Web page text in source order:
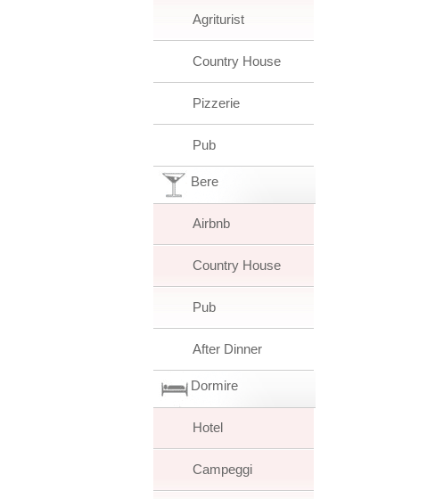
Agriturist
Country House
Pizzerie
Pub
Bere
Airbnb
Country House
Pub
After Dinner
Dormire
Hotel
Campeggi